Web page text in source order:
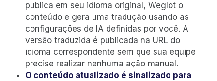
publica em seu idioma original, Weglot o
conteúdo e gera uma tradução usando as
configurações de IA definidas por você. A
versão traduzida é publicada na URL do
idioma correspondente sem que sua equipe
precise realizar nenhuma ação manual.
O conteúdo atualizado é sinalizado para